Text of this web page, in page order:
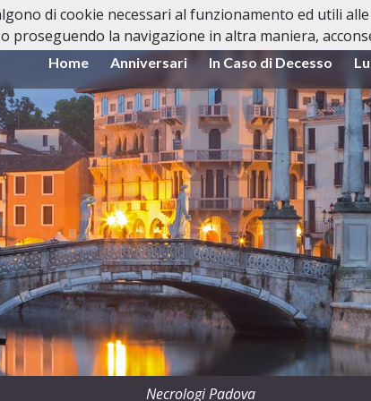
Home Anniversari In Caso di Decesso
Necrologi Padova
di cookie necessari al funzionamento ed utili
proseguendo la navigazione in altra maniera,